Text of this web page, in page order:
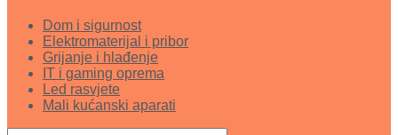
Dom i sigurnost
Elektromaterijal i pribor
Grijanje i hlađenje
IT i gaming oprema
Led rasvjete
Mali kućanski aparati